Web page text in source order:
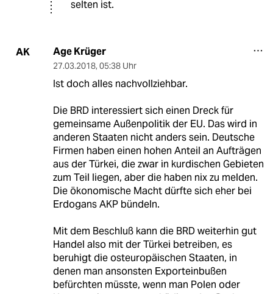
selten ist.
AK Age Krüger
27.03.2018, 05:38 Uhr
Ist doch alles nachvollziehbar.
Die BRD interessiert sich einen Dreck für
gemeinsame Außenpolitik der EU. Das wird in
anderen Staaten nicht anders sein. Deutsche
Firmen haben einen hohen Anteil an Aufträgen
aus der Türkei, die zwar in kurdischen Gebieten
zum Teil liegen, aber die haben nix zu melden.
Die ökonomische Macht dürfte sich eher bei
Erdogans AKP bündeln.
Mit dem Beschluß kann die BRD weiterhin gut
Handel also mit der Türkei betreiben, es
beruhigt die osteuropäischen Staaten, in
denen man ansonsten Exporteinbußen
befürchten müsste, wenn man Polen oder